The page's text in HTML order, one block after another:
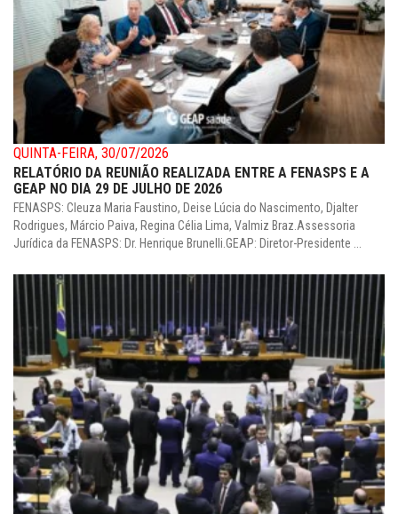
QUINTA-FEIRA, 30/07/2026
RELATÓRIO DA REUNIÃO REALIZADA ENTRE A FENASPS E A
GEAP NO DIA 29 DE JULHO DE 2026
FENASPS: Cleuza Maria Faustino, Deise Lúcia do Nascimento, Djalter
Rodrigues, Márcio Paiva, Regina Célia Lima, Valmiz Braz.Assessoria
Jurídica da FENASPS: Dr. Henrique Brunelli.GEAP: Diretor-Presidente ...